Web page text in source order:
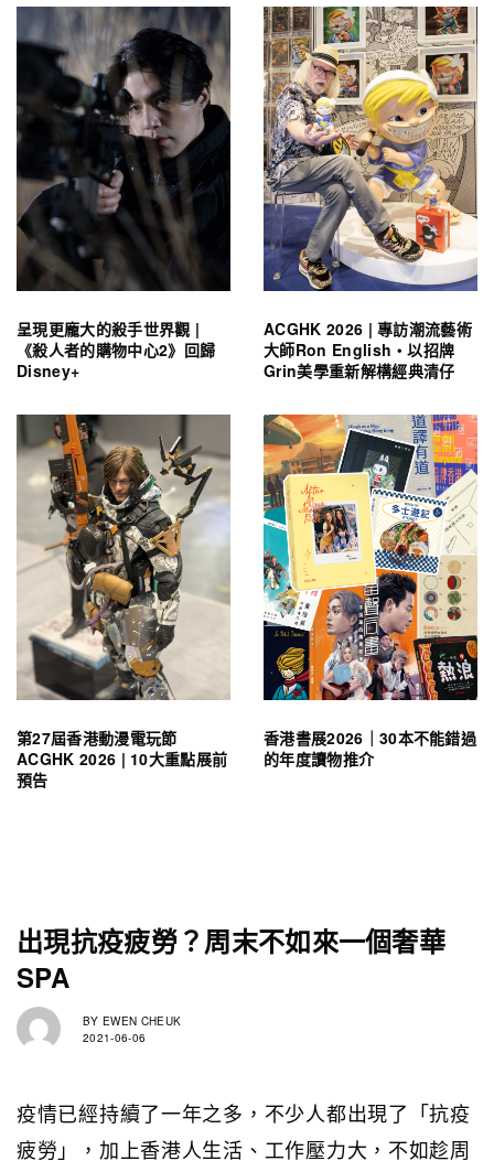
呈現更龐大的殺手世界觀 |
《殺人者的購物中心2》回歸
Disney+
ACGHK 2026 | 專訪潮流藝術
大師Ron English・以招牌
Grin美學重新解構經典清仔
第27屆香港動漫電玩節
ACGHK 2026 | 10大重點展前
預告
香港書展2026｜30本不能錯過
的年度讀物推介
出現抗疫疲勞？周末不如來一個奢華
SPA
BY EWEN CHEUK
2021-06-06
疫情已經持續了一年之多，不少人都出現了「抗疫
疲勞」，加上香港人生活、工作壓力大，不如趁周